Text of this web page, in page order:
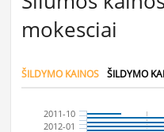
mokesciai
ŠILDYMO KAINOS ŠILDYMO
2011-10
2012-01